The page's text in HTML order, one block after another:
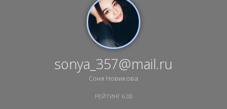
sonya_357@mail.ru
Соня Новикова
РЕЙТИНГ 6.00